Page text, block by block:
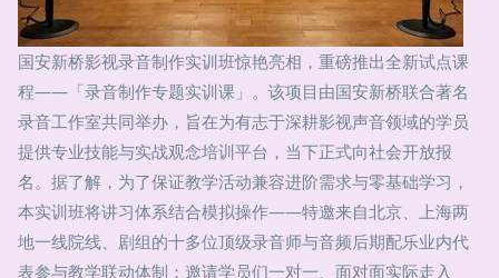
国安新桥影视录音制作实训班惊艳亮相，重磅推出全新试点课
程——「录音制作专题实训课」。该项目由国安新桥联合著名
录音工作室共同举办，旨在为有志于深耕影视声音领域的学员
提供专业技能与实战观念培训平台，当下正式向社会开放报
名。据了解，为了保证教学活动兼容进阶需求与零基础学习，
本实训班将讲习体系结合模拟操作——特邀来自北京、上海两
地一线院线、剧组的十多位顶级录音师与音频后期配乐业内代
表参与教学联动体制；邀请学员们一对一、面对面实际走入